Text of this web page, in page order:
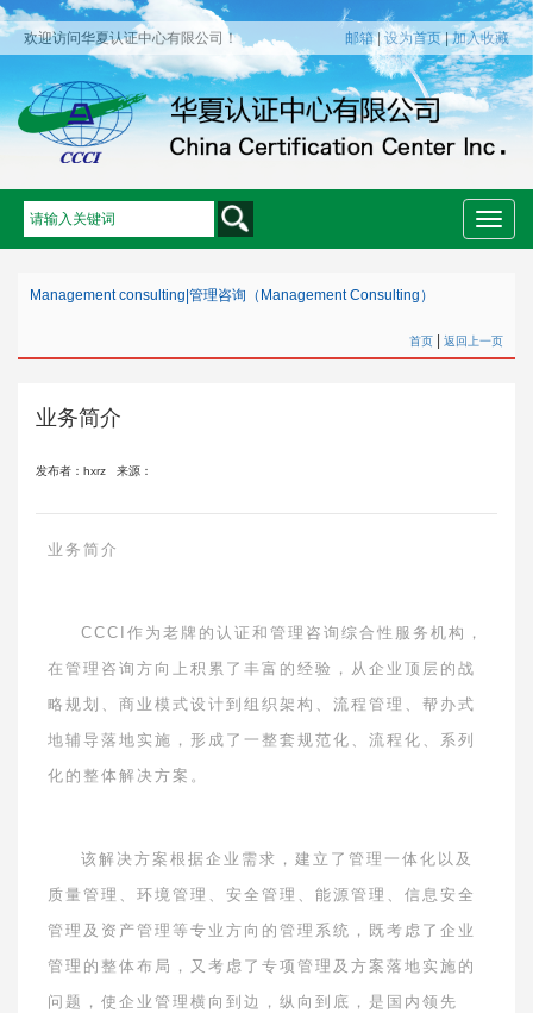
欢迎访问华夏认证中心有限公司！ 邮箱 |设为首页 |加入收藏
Toggle
Management consulting 管理咨询（Management Consulting）
首页 返回上一页
业务简介
发布者：hxrz 来源：
业务简介
CCCI 作为老牌的认证和管理咨询综合性服务机构，
在管理咨询方向上积累了丰富的经验，从企业顶层的战
略规划、商业模式设计到组织架构、流程管理、帮办式
地辅导落地实施，形成了一整套规范化、流程化、系列
化的整体解决方案。
该解决方案根据企业需求，建立了管理一体化以及
质量管理、环境管理、安全管理、能源管理、信息安全
管理及资产管理等专业方向的管理系统，既考虑了企业
管理的整体布局，又考虑了专项管理及方案落地实施的
问题，使企业管理横向到边，纵向到底，是国内领先